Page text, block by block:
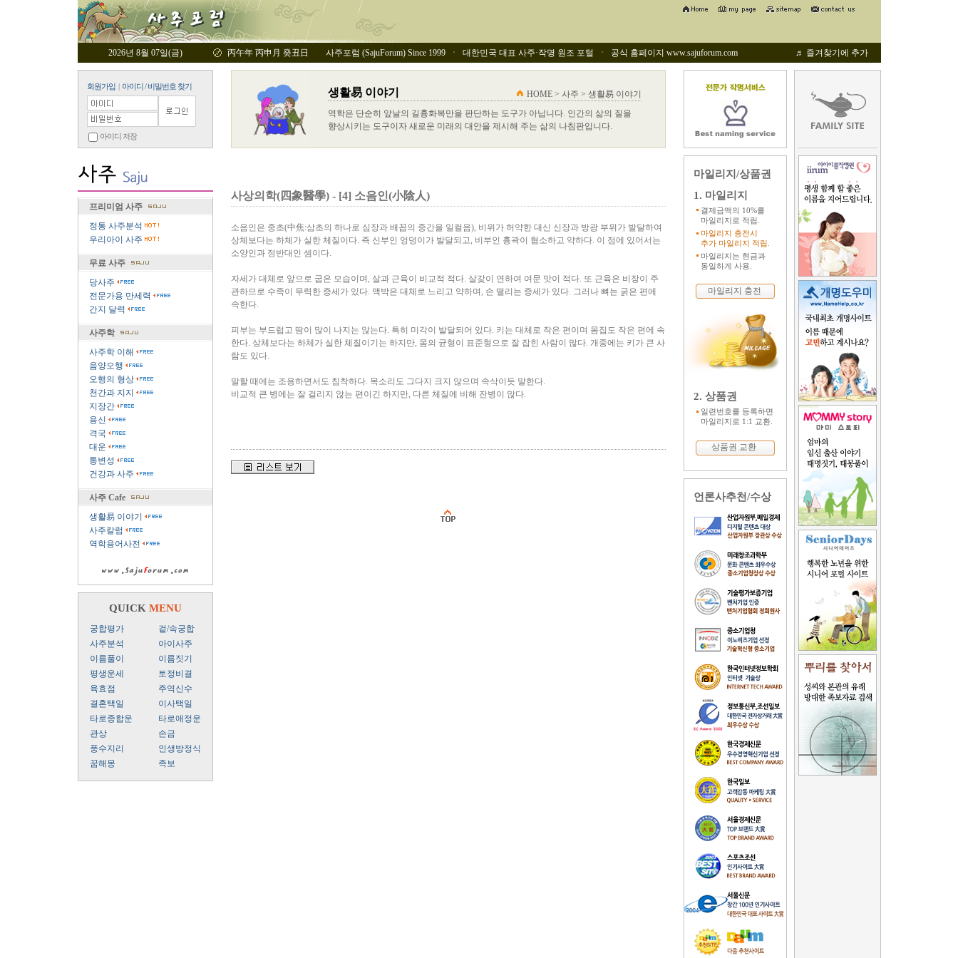
2026년 8월 07일(금) 丙午年 丙申月 癸丑日 사주포럼 (SajuForum) Since 1999 ㆍ 대한민국 대표 사주·작명 원조 포털 ㆍ 공식 홈페이지 www.sajuforum.com ♬ 즐겨찾기에 추가
회원가입| 아이디 / 비밀번호 찾기
아이디 저장
프리미엄 사주
정통 사주분석
우리아이 사주
무료 사주
당사주
전문가용 만세력
간지 달력
사주학
사주학 이해
음양오행
오행의 형상
천간과 지지
지장간
용신
격국
대운
통변성
건강과 사주
사주 Cafe
생활易 이야기
사주칼럼
역학용어사전
QUICK MENU
궁합평가
겉/속궁합
사주분석
아이사주
이름풀이
이름짓기
평생운세
토정비결
육효점
주역신수
결혼택일
이사택일
타로종합운
타로애정운
관상
손금
풍수지리
인생방정식
꿈해몽
족보
생활易 이야기
HOME > 사주 > 생활易 이야기
역학은 단순히 앞날의 길흉화복만을 판단하는 도구가 아닙니다. 인간의 삶의 질을
향상시키는 도구이자 새로운 미래의 대안을 제시해 주는 삶의 나침판입니다.
사상의학(四象醫學) - [4] 소음인(小陰人)
소음인은 중초(中焦:삼초의 하나로 심장과 배꼽의 중간을 일컬음), 비위가 허약한 대신 신장과 방광 부위가 발달하여
상체보다는 하체가 실한 체질이다. 즉 신부인 엉덩이가 발달되고, 비부인 흉곽이 협소하고 약하다. 이 점에 있어서는
소양인과 정반대인 셈이다.
자세가 대체로 앞으로 굽은 모습이며, 살과 근육이 비교적 적다. 살갗이 연하여 여문 맛이 적다. 또 근육은 비장이 주
관하므로 수족이 무력한 증세가 있다. 맥박은 대체로 느리고 약하며, 손 떨리는 증세가 있다. 그러나 뼈는 굵은 편에
속한다.
피부는 부드럽고 땀이 많이 나지는 않는다. 특히 미각이 발달되어 있다. 키는 대체로 작은 편이며 몸집도 작은 편에 속
한다. 상체보다는 하체가 실한 체질이기는 하지만, 몸의 균형이 표준형으로 잘 잡힌 사람이 많다. 개중에는 키가 큰 사
람도 있다.
말할 때에는 조용하면서도 침착하다. 목소리도 그다지 크지 않으며 속삭이듯 말한다.
비교적 큰 병에는 잘 걸리지 않는 편이긴 하지만, 다른 체질에 비해 잔병이 많다.
마일리지/상품권
1. 마일리지
결제금액의 10%를
마일리지로 적립.
마일리지 충전시
추가 마일리지 적립.
마일리지는 현금과
동일하게 사용.
마일리지 충전
2. 상품권
일련번호를 등록하면
마일리지로 1:1 교환.
상품권 교환
언론사추천/수상